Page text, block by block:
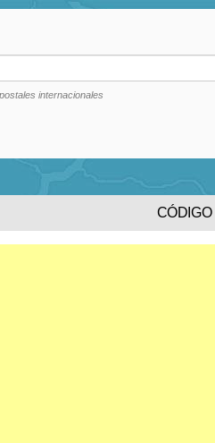
internacionales
CÓDIGO